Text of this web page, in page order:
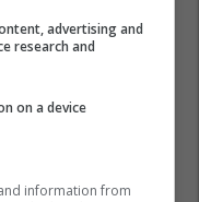
advertising and
research and
on a device
information from